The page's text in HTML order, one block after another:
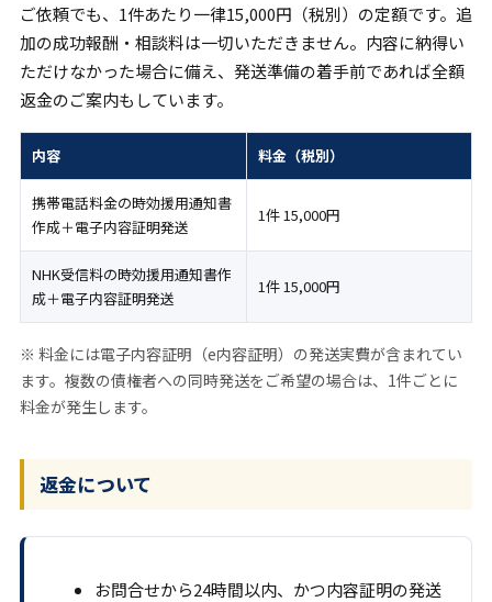
ご依頼でも、1件あたり一律15,000円（税別）の定額です。追
加の成功報酬・相談料は一切いただきません。内容に納得い
ただけなかった場合に備え、発送準備の着手前であれば全額
返金のご案内もしています。
内容 料金（税別）
携帯電話料金の時効援用通知書
作成＋電子内容証明発送
1件 15,000円
NHK受信料の時効援用通知書作
成＋電子内容証明発送
1件 15,000円
※ 料金には電子内容証明（e内容証明）の発送実費が含まれてい
ます。複数の債権者への同時発送をご希望の場合は、1件ごとに
料金が発生します。
返金について
お問合せから24時間以内、かつ内容証明の発送